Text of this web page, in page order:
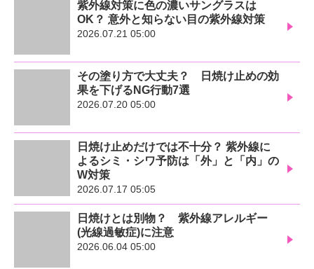
紫外線対策に色の濃いサングラスは
OK？ 意外と知らない目の紫外線対策
2026.07.21 05:00
その塗り方で大丈夫？ 日焼け止めの効
果を下げるNG行動7選
2026.07.20 05:00
日焼け止めだけでは不十分？ 紫外線に
よるシミ・シワ予防は「外」と「内」の
W対策
2026.07.17 05:05
日焼けとは別物？ 紫外線アレルギー
(光線過敏症)に注意
2026.06.04 05:00